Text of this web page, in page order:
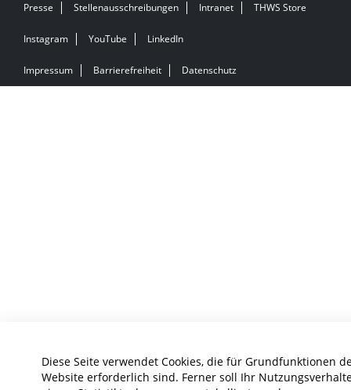
Diese Seite verwendet Cookies, die für Grundfunktionen
Website erforderlich sind. Ferner soll Ihr
Presse Stellenausschreibungen Intranet THWS Store
Instagram YouTube LinkedIn
Impressum Barrierefreiheit Datenschutz